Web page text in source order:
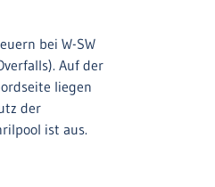
bei W-SW
Auf der
liegen
der
ist aus.